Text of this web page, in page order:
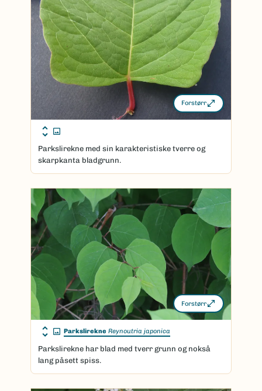
Forstørr
Parkslirekne med sin karakteristiske tverre og
skarpkanta bladgrunn.
Forstørr
Parkslirekne Reynoutria japonica
Parkslirekne har blad med tverr grunn og nokså
lang påsett spiss.